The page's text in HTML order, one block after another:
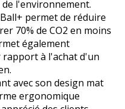
l'environnement.
permet de réduire
70% de CO2 en moins
également
à l'achat d'un
avec son design mat
ergonomique